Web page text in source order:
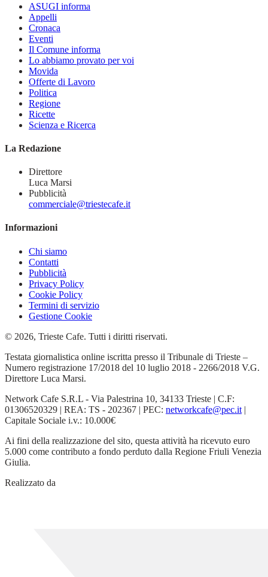
ASUGI informa
Appelli
Cronaca
Eventi
Il Comune informa
Lo abbiamo provato per voi
Movida
Offerte di Lavoro
Politica
Regione
Ricette
Scienza e Ricerca
La Redazione
Direttore
Luca Marsi
Pubblicità
commerciale@triestecafe.it
Informazioni
Chi siamo
Contatti
Pubblicità
Privacy Policy
Cookie Policy
Termini di servizio
Gestione Cookie
© 2026, Trieste Cafe. Tutti i diritti riservati.
Testata giornalistica online iscritta presso il Tribunale di Trieste –
Numero registrazione 17/2018 del 10 luglio 2018 - 2266/2018 V.G.
Direttore Luca Marsi.
Network Cafe S.R.L - Via Palestrina 10, 34133 Trieste | C.F:
01306520329 | REA: TS - 202367 | PEC: networkcafe@pec.it |
Capitale Sociale i.v.: 10.000€
Ai fini della realizzazione del sito, questa attività ha ricevuto euro
5.000 come contributo a fondo perduto dalla Regione Friuli Venezia
Giulia.
Realizzato da